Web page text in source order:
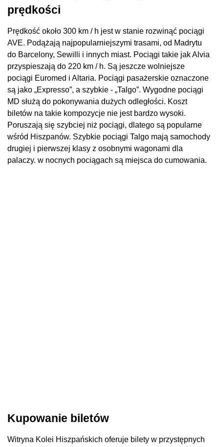
prędkości
Prędkość około 300 km / h jest w stanie rozwinąć pociągi
AVE. Podążają najpopularniejszymi trasami, od Madrytu
do Barcelony, Sewilli i innych miast. Pociągi takie jak Alvia
przyspieszają do 220 km / h. Są jeszcze wolniejsze
pociągi Euromed i Altaria. Pociągi pasażerskie oznaczone
są jako „Expresso”, a szybkie - „Talgo”. Wygodne pociągi
MD służą do pokonywania dużych odległości. Koszt
biletów na takie kompozycje nie jest bardzo wysoki.
Poruszają się szybciej niż pociągi, dlatego są popularne
wśród Hiszpanów. Szybkie pociągi Talgo mają samochody
drugiej i pierwszej klasy z osobnymi wagonami dla
palaczy. w nocnych pociągach są miejsca do cumowania.
Kupowanie biletów
Witryna Kolei Hiszpańskich oferuje bilety w przystępnych